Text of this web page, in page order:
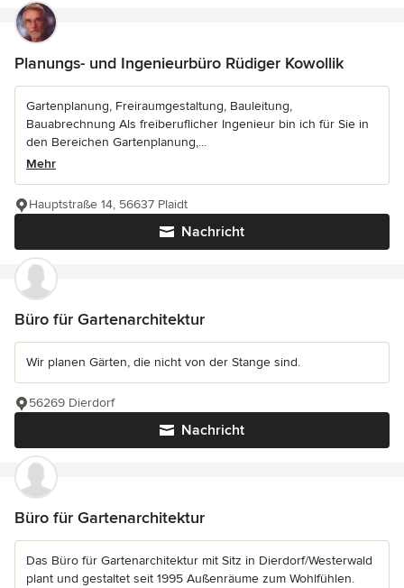
Planungs- und Ingenieurbüro Rüdiger Kowollik
Gartenplanung, Freiraumgestaltung, Bauleitung,
Bauabrechnung Als freiberuflicher Ingenieur bin ich für Sie in
den Bereichen Gartenplanung,...
Mehr
Nachricht
Hauptstraße 14, 56637 Plaidt
Büro für Gartenarchitektur
Wir planen Gärten, die nicht von der Stange sind.
Nachricht
56269 Dierdorf
Büro für Gartenarchitektur
Das Büro für Gartenarchitektur mit Sitz in Dierdorf/Westerwald
plant und gestaltet seit 1995 Außenräume zum Wohlfühlen.